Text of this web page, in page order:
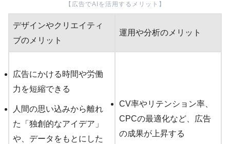
【広告でAIを活用するメリット】
デザインやクリエイティ
ブのメリット
運用や分析のメリット
広告にかける時間や労働
力を短縮できる
人間の思い込みから離れ
た「独創的なアイデア」
や、データをもとにした
CV率やリテンション率、
CPCの最適化など、広告
の成果が上昇する